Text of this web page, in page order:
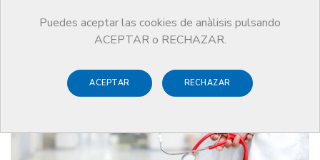
Puedes aceptar las cookies de anàlisis pulsando
ACEPTAR o RECHAZAR.
ACEPTAR RECHAZAR